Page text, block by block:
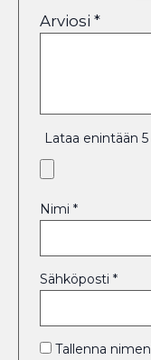
Arviosi*
Lataa enintään
Nimi*
Sähköposti*
Tallenna